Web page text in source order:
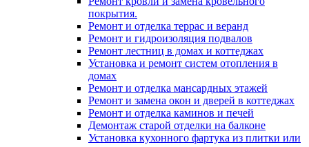
покрытия.
Ремонт и отделка террас и веранд
Ремонт и гидроизоляция подвалов
Ремонт лестниц в домах и коттеджах
Установка и ремонт систем отопления в
домах
Ремонт и отделка мансардных этажей
Ремонт и замена окон и дверей в коттеджах
Ремонт и отделка каминов и печей
Демонтаж старой отделки на балконе
Установка кухонного фартука из плитки или